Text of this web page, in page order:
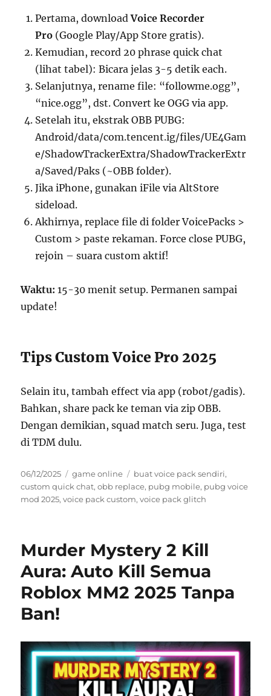
Pertama, downloadVoice Recorder
Pro (Google Play/App Store gratis).
Kemudian, record 20 phrase quick chat
(lihat tabel): Bicara jelas 3-5 detik each.
Selanjutnya, rename file: “followme.ogg”,
“nice.ogg”, dst. Convert ke OGG via app.
Setelah itu, ekstrak OBB PUBG:
Android/data/com.tencent.ig/files/UE4Gam
e/ShadowTrackerExtra/ShadowTrackerExtr
a/Saved/Paks (~OBB folder).
Jika iPhone, gunakan iFile via AltStore
sideload.
Akhirnya, replace file di folder VoicePacks >
Custom > paste rekaman. Force close PUBG,
rejoin – suara custom aktif!
Waktu: 15-30 menit setup. Permanen sampai
update!
Tips Custom Voice Pro 2025
Selain itu, tambah effect via app (robot/gadis).
Bahkan, share pack ke teman via zip OBB.
Dengan demikian, squad match seru. Juga, test
di TDM dulu.
Posted
on
06/12/2025 Categories
game online Tags
buat voice pack sendiri,
custom quick chat,obb replace, pubg mobile, pubg voice
mod 2025,voice pack custom,voice pack glitch
Murder Mystery 2 Kill
Aura: Auto Kill Semua
Roblox MM2 2025 Tanpa
Ban!